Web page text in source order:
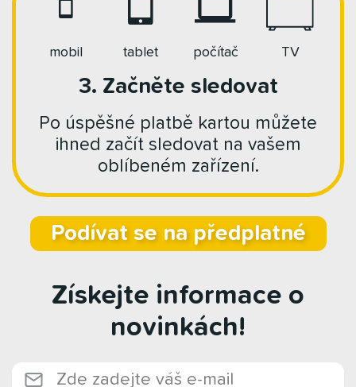
mobil tablet počítač TV
3. Začněte sledovat
Po úspěšné platbě kartou můžete
ihned začít sledovat na vašem
oblíbeném zařízení.
Podívat se na předplatné
Získejte informace o
novinkách!